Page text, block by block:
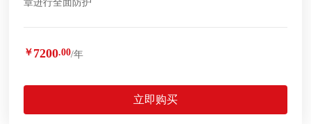
章进行全面防护
￥ 7200.00/年
立即购买